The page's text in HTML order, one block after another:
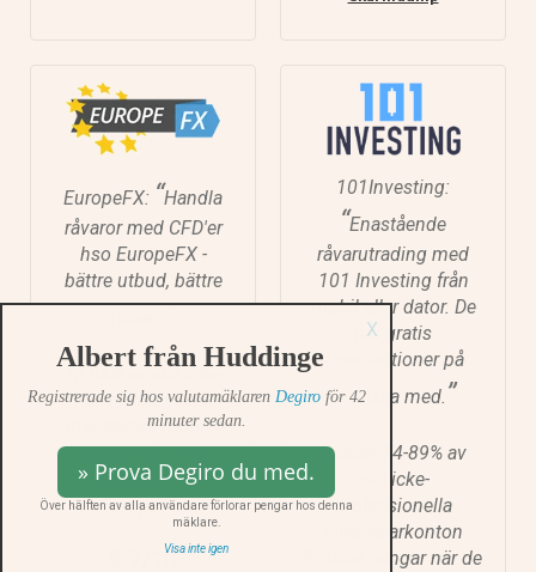
X
Albert från Huddinge
Registrerade sig hos valutamäklaren Degiroför 42
minuter sedan.
» Prova Degiro du med.
Över hälften av alla användare förlorar pengar hos denna
mäklare.
Visa inte igen
EuropeFX: “Handla
råvaror med CFD'er
hso EuropeFX -
bättre utbud, bättre
”
professionella
investerare förlorar
pengar på CFD-
handel hos
EuropeFX:
/10
101Investing:
“Enastående
råvarutrading med
101 Investing från
mobil eller dator. De
har gratis
videolektioner på
svenska med. ”
Mellan 74-89% av
alla icke-
professionella
investerarkonton
förlorar pengar när de